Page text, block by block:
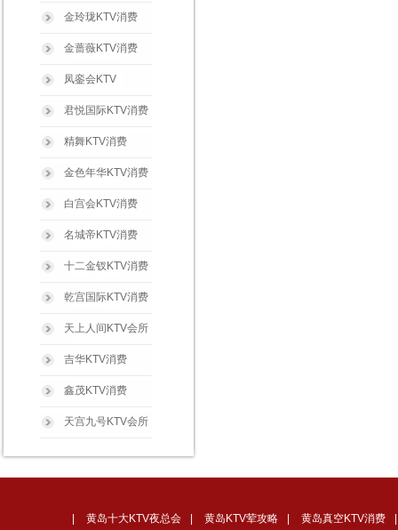
金玲珑KTV消费
金蔷薇KTV消费
凤銮会KTV
君悦国际KTV消费
精舞KTV消费
金色年华KTV消费
白宫会KTV消费
名城帝KTV消费
十二金钗KTV消费
乾宫国际KTV消费
天上人间KTV会所
吉华KTV消费
鑫茂KTV消费
天宫九号KTV会所
黄岛十大KTV夜总会 黄岛KTV荤攻略 黄岛真空KTV消费